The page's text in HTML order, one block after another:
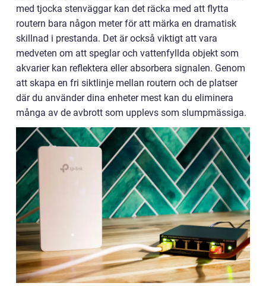
med tjocka stenväggar kan det räcka med att flytta
routern bara någon meter för att märka en dramatisk
skillnad i prestanda. Det är också viktigt att vara
medveten om att speglar och vattenfyllda objekt som
akvarier kan reflektera eller absorbera signalen. Genom
att skapa en fri siktlinje mellan routern och de platser
där du använder dina enheter mest kan du eliminera
många av de avbrott som upplevs som slumpmässiga.